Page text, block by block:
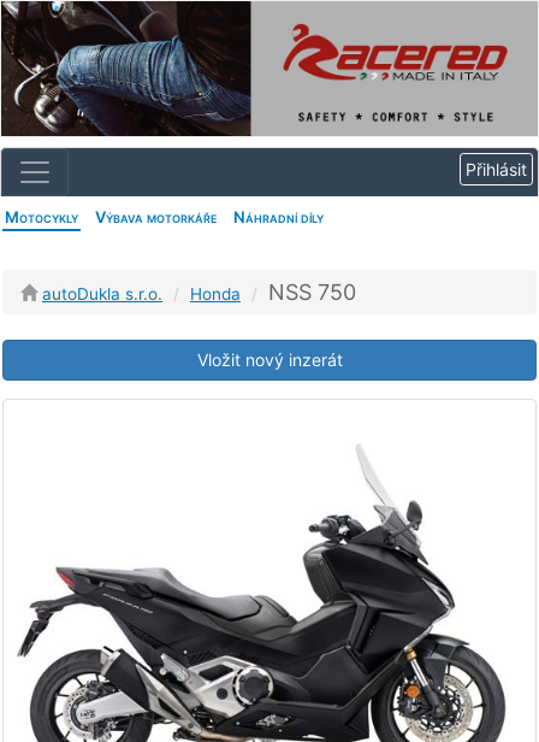
Motocykly Výbava motorkáře Náhradní díly
autoDukla s.r.o. Honda NSS 750
Vložit nový inzerát